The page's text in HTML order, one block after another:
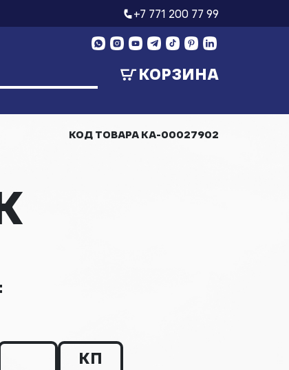
+7 771 200 77 99
КОРЗИНА
КОД ТОВАРА КА-00027902
КП